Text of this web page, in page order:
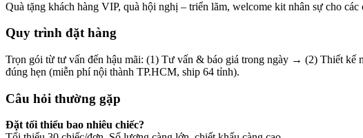
Quà tặng khách hàng VIP, quà hội nghị – triển lãm, welcome kit nhân sự cho
Quy trình đặt hàng
Trọn gói từ tư vấn đến hậu mãi: (1) Tư vấn & báo giá trong ngày → (2) Thiết
đúng hẹn (miễn phí nội thành TP.HCM, ship 64 tỉnh).
Câu hỏi thường gặp
Đặt tối thiểu bao nhiêu chiếc?